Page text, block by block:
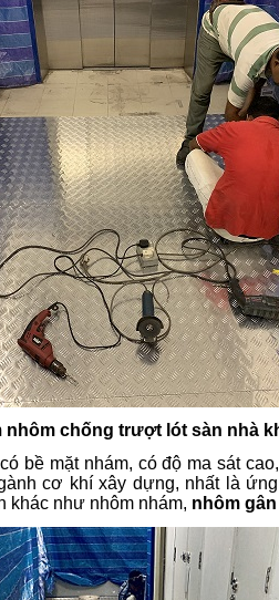
nhôm chống trượt lót sàn nhà
bề mặt nhám, có độ ma sát
cơ khí xây dựng, nhất là
khác như nhôm nhám, nhôm